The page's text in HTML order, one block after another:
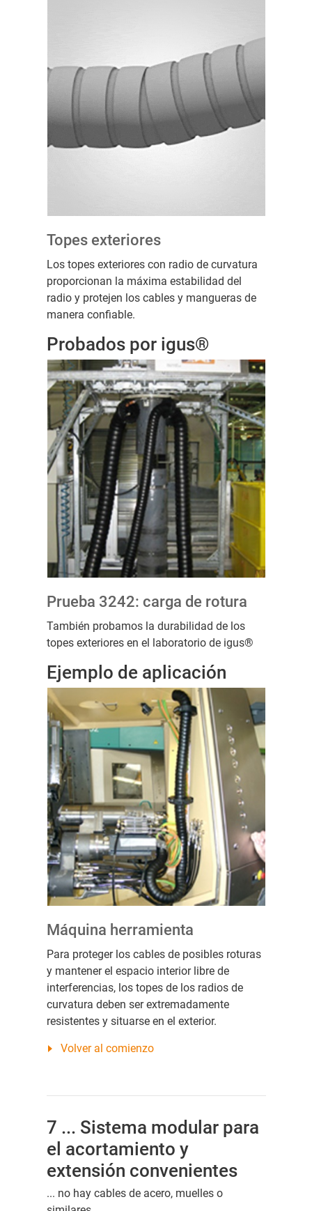
Topes exteriores
Los topes exteriores con radio de curvatura
proporcionan la máxima estabilidad del
radio y protejen los cables y mangueras de
manera confiable.
Probados por igus®
Prueba 3242: carga de rotura
También probamos la durabilidad de los
topes exteriores en el laboratorio de igus®
Ejemplo de aplicación
Máquina herramienta
Para proteger los cables de posibles roturas
y mantener el espacio interior libre de
interferencias, los topes de los radios de
curvatura deben ser extremadamente
resistentes y situarse en el exterior.
Volver al comienzo
7 ... Sistema modular para
el acortamiento y
extensión convenientes
... no hay cables de acero, muelles o